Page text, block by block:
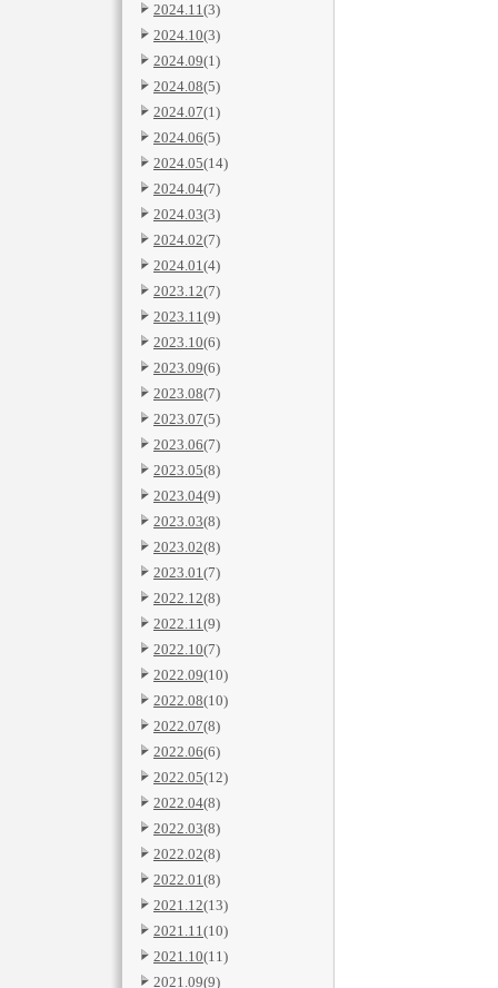
2024.11(3)
2024.10(3)
2024.09(1)
2024.08(5)
2024.07(1)
2024.06(5)
2024.05(14)
2024.04(7)
2024.03(3)
2024.02(7)
2024.01(4)
2023.12(7)
2023.11(9)
2023.10(6)
2023.09(6)
2023.08(7)
2023.07(5)
2023.06(7)
2023.05(8)
2023.04(9)
2023.03(8)
2023.02(8)
2023.01(7)
2022.12(8)
2022.11(9)
2022.10(7)
2022.09(10)
2022.08(10)
2022.07(8)
2022.06(6)
2022.05(12)
2022.04(8)
2022.03(8)
2022.02(8)
2022.01(8)
2021.12(13)
2021.11(10)
2021.10(11)
2021.09(9)